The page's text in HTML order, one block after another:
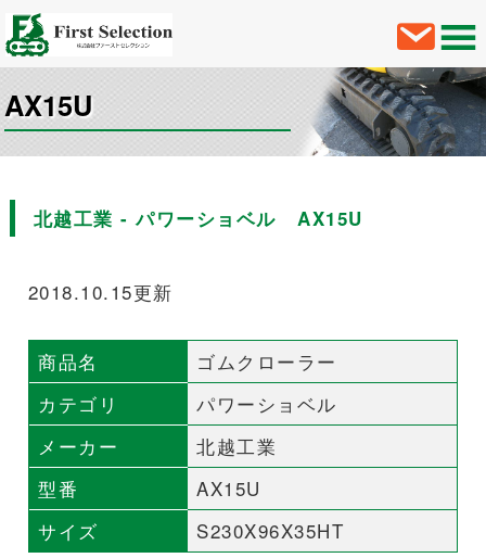
AX15U
北越工業 - パワーショベル AX15U
2018.10.15更新
商品名
ゴムクローラー
カテゴリ
パワーショベル
メーカー
北越工業
型番
AX15U
サイズ
S230X96X35HT